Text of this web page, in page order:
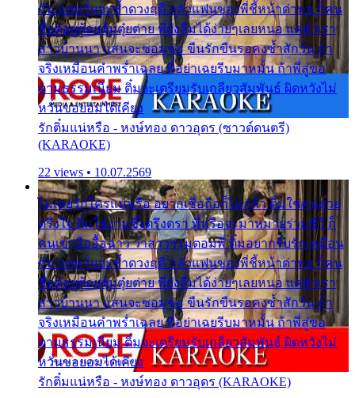
กัน แต่หวั่นจะช้ำดวงฤดี กลัวแฟนของพี่ชี้หน้าด่าทอ ก็คน
ชื่อต๋อยต้อยตุ้มตุ๋ยต่าย พี่ยังลืมได้ง่ายๆเลยหนอ แค่ตัวเรา
สาวบ้านนา แสนจะซอมซ่อ ขืนรักขืนรอคงช้ำสักวัน ถ้า
จริงเหมือนคำพร่ำเฉลย พี่อย่าเฉยรีบมาหมั้น ถ้าพี่สู่ขอ
ตามธรรมเนียม ติ๋มจะเตรียมรับเกลียวสัมพันธ์ ผิดหวังไม่
หวั่นขอยอมได้เคียง
รักติ๋มแน่หรือ - หงษ์ทอง ดาวอุดร (ซาวด์ดนตรี)
(KARAOKE)
22 views • 10.07.2569
ไม่เคยรักใครแน่หรือ อยากเชื่อถือก็ไม่กล้า ติ๋มใช่คนสวย
ตรึงใจ ติ๋มใช่งามซึ้งตรึงตรา พี่หรือจะมาหมายร่วมชีวี ก็
คนเขาลืออื้อฉาว ว่าสาวๆรุมตอมพี่ ติ๋มอยากรับรักเหมือน
กัน แต่หวั่นจะช้ำดวงฤดี กลัวแฟนของพี่ชี้หน้าด่าทอ ก็คน
ชื่อต๋อยต้อยตุ้มตุ๋ยต่าย พี่ยังลืมได้ง่ายๆเลยหนอ แค่ตัวเรา
สาวบ้านนา แสนจะซอมซ่อ ขืนรักขืนรอคงช้ำสักวัน ถ้า
จริงเหมือนคำพร่ำเฉลย พี่อย่าเฉยรีบมาหมั้น ถ้าพี่สู่ขอ
ตามธรรมเนียม ติ๋มจะเตรียมรับเกลียวสัมพันธ์ ผิดหวังไม่
หวั่นขอยอมได้เคียง
รักติ๋มแน่หรือ - หงษ์ทอง ดาวอุดร (KARAOKE)